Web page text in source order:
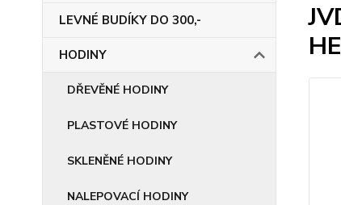
LEVNÉ BUDÍKY DO 300,-
HODINY
DŘEVĚNÉ HODINY
PLASTOVÉ HODINY
SKLENĚNÉ HODINY
NALEPOVACÍ HODINY